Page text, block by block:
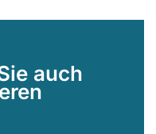
auch